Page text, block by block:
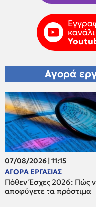
Αγορά
07/08/2026 | 11:15
ΑΓΟΡΑ ΕΡΓΑΣΙΑΣ
Πόθεν Έσχες 2026: Πώς
αποφύγετε τα πρόστιμα